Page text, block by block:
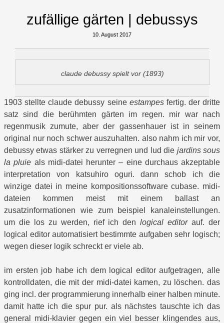
zufällige gärten | debussys
10. August 2017
claude debussy spielt vor (1893)
1903 stellte claude debussy seine estampesfertig. der dritte
satz sind die berühmten gärten im regen. mir war nach
regenmusik zumute, aber der gassenhauer ist in seinem
original nur noch schwer auszuhalten. also nahm ich mir vor,
debussy etwas stärker zu verregnen und lud die jardins sous
la pluie als midi-datei herunter – eine durchaus akzeptable
interpretation von katsuhiro oguri. dann schob ich die
winzige datei in meine kompositionssoftware cubase. midi-
dateien kommen meist mit einem ballast an
zusatzinformationen wie zum beispiel kanaleinstellungen.
um die los zu werden, rief ich denlogical editorauf. der
logical editor automatisiert bestimmte aufgaben sehr logisch;
wegen dieser logik schreckt er viele ab.
im ersten job habe ich dem logical editor aufgetragen, alle
kontrolldaten, die mit der midi-datei kamen, zu löschen. das
ging incl. der programmierung innerhalb einer halben minute.
damit hatte ich die spur pur. als nächstes tauschte ich das
general midi-klavier gegen ein viel besser klingendes aus,